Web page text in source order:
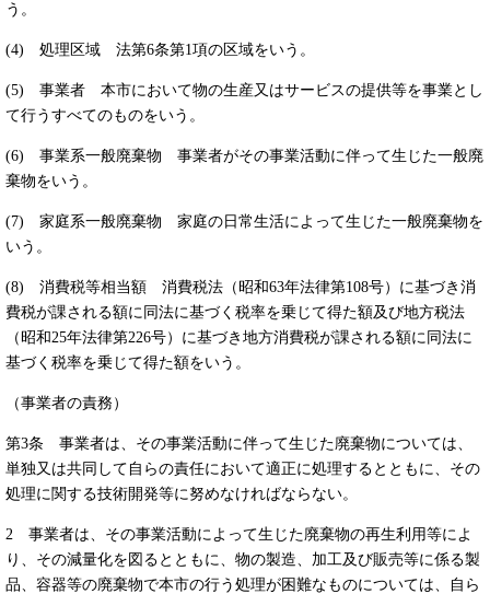
う。
(4) 処理区域 法第6条第1項の区域をいう。
(5) 事業者 本市において物の生産又はサービスの提供等を事業とし
て行うすべてのものをいう。
(6) 事業系一般廃棄物 事業者がその事業活動に伴って生じた一般廃
棄物をいう。
(7) 家庭系一般廃棄物 家庭の日常生活によって生じた一般廃棄物を
いう。
(8) 消費税等相当額 消費税法（昭和63年法律第108号）に基づき消
費税が課される額に同法に基づく税率を乗じて得た額及び地方税法
（昭和25年法律第226号）に基づき地方消費税が課される額に同法に
基づく税率を乗じて得た額をいう。
（事業者の責務）
第3条 事業者は、その事業活動に伴って生じた廃棄物については、
単独又は共同して自らの責任において適正に処理するとともに、その
処理に関する技術開発等に努めなければならない。
2 事業者は、その事業活動によって生じた廃棄物の再生利用等によ
り、その減量化を図るとともに、物の製造、加工及び販売等に係る製
品、容器等の廃棄物で本市の行う処理が困難なものについては、自ら